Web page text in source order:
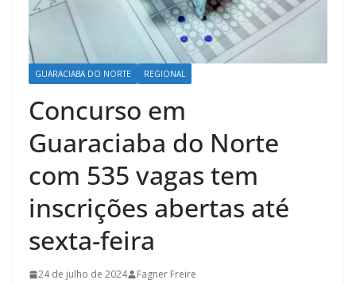
GUARACIABA DO NORTE REGIONAL
Concurso em
Guaraciaba do Norte
com 535 vagas tem
inscrições abertas até
sexta-feira
24 de julho de 2024 Fagner Freire